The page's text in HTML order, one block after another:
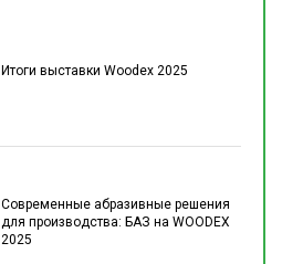
Итоги выставки Woodex 2025
Современные абразивные решения
для производства: БАЗ на WOODEX
2025